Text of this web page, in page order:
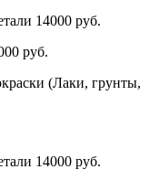
14000 руб.
руб.
(Лаки, грунты,
14000 руб.